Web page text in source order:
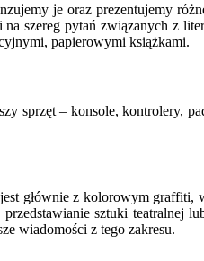
je oraz prezentujemy
szereg pytań związanych z
papierowymi książkami.
sprzęt – konsole, kontrolery,
głównie z kolorowym
sztuki teatralnej
wiadomości z tego zakresu.